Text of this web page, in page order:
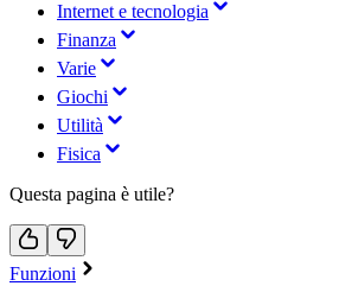
Internet e tecnologia
Finanza
Varie
Giochi
Utilità
Fisica
Questa pagina è utile?
Funzioni